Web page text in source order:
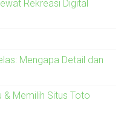
Rekreasi Digital
Mengapa Detail dan
& Memilih Situs Toto